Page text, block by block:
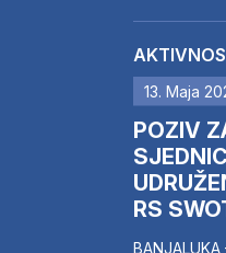
13. Maja
POZIV
RS